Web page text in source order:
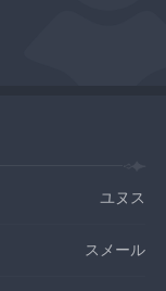
ユヌス
スメール